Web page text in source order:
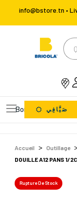
info@bstore.tn •
Bons Plansصَيَّافِي
Accueil Outillage
DOUILLE A12 PANS 1/
Rupture De Stock